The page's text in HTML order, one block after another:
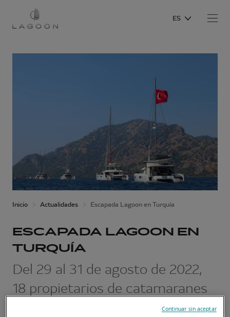
ES
Inicio Actualidades Escapada Lagoon en Turquía
ESCAPADA LAGOON EN
TURQUÍA
Del 29 al 31 de agosto de 2022,
18 propietarios de catamaranes
Lagoon se reunieron en Turquía
Continuar sin aceptar